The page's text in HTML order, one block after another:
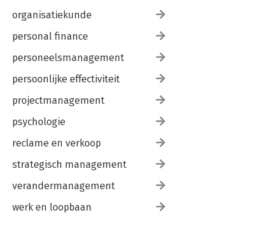
organisatiekunde
personal finance
personeelsmanagement
persoonlijke effectiviteit
projectmanagement
psychologie
reclame en verkoop
strategisch management
verandermanagement
werk en loopbaan